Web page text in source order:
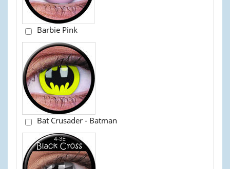
Barbie Pink
Bat Crusader - Batman